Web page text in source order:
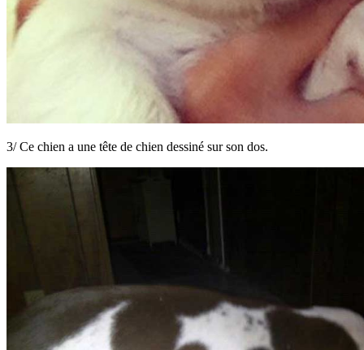
3/ Ce chien a une tête de chien dessiné sur son dos.